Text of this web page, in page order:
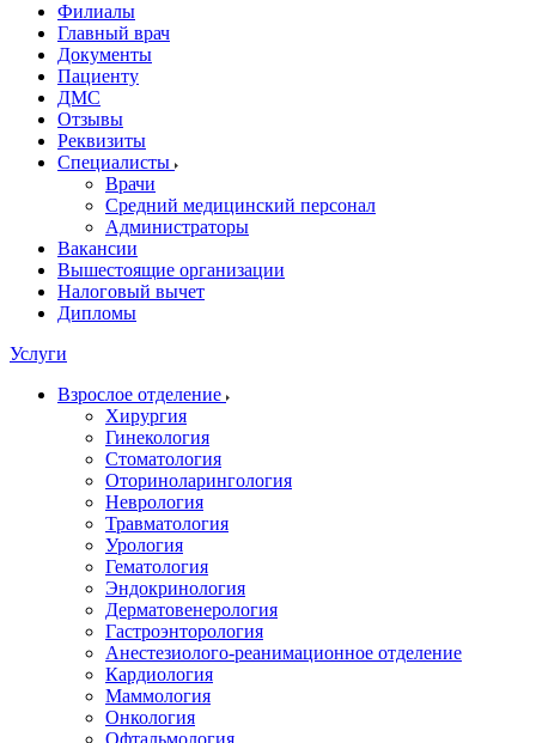
Филиалы
Главный врач
Документы
Пациенту
ДМС
Отзывы
Реквизиты
Специалисты
Врачи
Средний медицинский персонал
Администраторы
Вакансии
Вышестоящие организации
Налоговый вычет
Дипломы
Услуги
Взрослое отделение
Хирургия
Гинекология
Стоматология
Оториноларингология
Неврология
Травматология
Урология
Гематология
Эндокринология
Дерматовенерология
Гастроэнторология
Анестезиолого-реанимационное отделение
Кардиология
Маммология
Онкология
Офтальмология